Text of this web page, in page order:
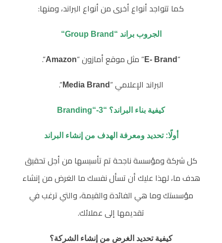
كما تتواجد أنواع أخرى من أنواع البراند، ومنها:
الجروب براند “Group Brand“
“
E- Brand” مثل موقع أمازون “Amazon
“.
البراند الإعلامي “ Media Brand
“.
كيفية بناء البراند؟ “Branding“-3
أولًا: تحديد ومعرفة الهدف من إنشاء البراند
كل شركة ومؤسسة ناجحة تم تأسيسها من أجل تحقيق
هدف ما، لهذا عليك أن تسأل نفسك ما الغرض من إنشاء
مؤسستك وما هي الفائدة والقيمة، والتي ترغب في
تقديمها إلى عملائك.
كيفية تحديد الغرض من إنشاء الشركة؟